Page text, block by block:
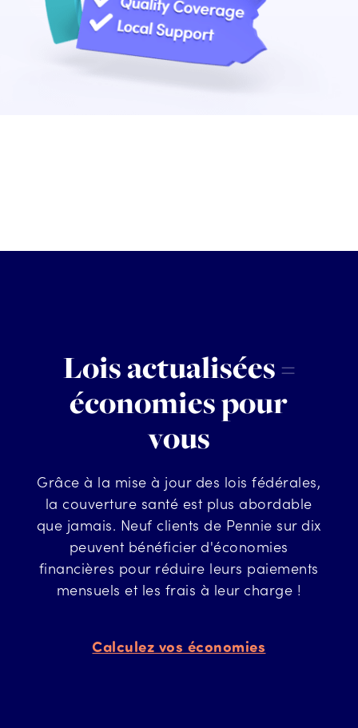
Lois actualisées =
économies pour
vous
Grâce à la mise à jour des lois fédérales,
la couverture santé est plus abordable
que jamais. Neuf clients de Pennie sur dix
peuvent bénéficier d'économies
financières pour réduire leurs paiements
mensuels et les frais à leur charge !
Calculez vos économies